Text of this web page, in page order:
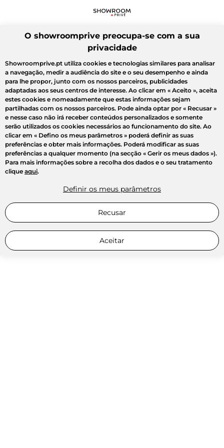
O showroomprive preocupa-se com a sua
privacidade
Showroomprive.pt utiliza cookies e tecnologias similares para analisar
a navegação, medir a audiência do site e o seu desempenho e ainda
para lhe propor, junto com os nossos parceiros, publicidades
adaptadas aos seus centros de interesse. Ao clicar em « Aceito », aceita
estes cookies e nomeadamente que estas informações sejam
partilhadas com os nossos parceiros. Pode ainda optar por « Recusar »
e nesse caso não irá receber conteúdos personalizados e somente
serão utilizados os cookies necessários ao funcionamento do site. Ao
clicar em « Defino os meus parâmetros » poderá definir as suas
preferências e obter mais informações. Poderá modificar as suas
preferências a qualquer momento (na secção « Gerir os meus dados »).
Para mais informações sobre a recolha dos dados e o seu tratamento
clique aqui.
Definir os meus parâmetros
Recusar
Aceitar